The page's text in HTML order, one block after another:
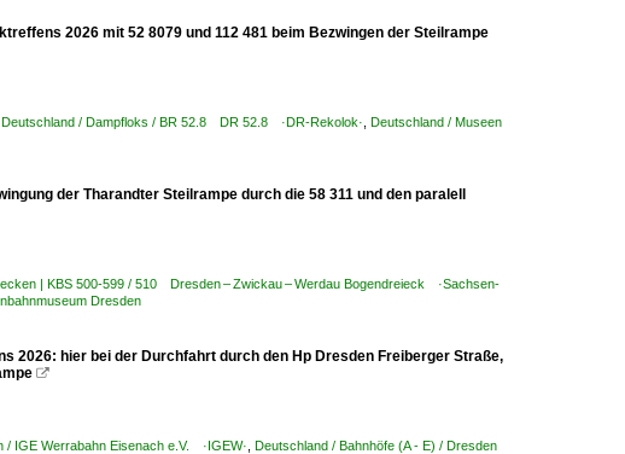
2026 mit 52 8079 und 112 481 beim Bezwingen der Steilrampe
Deutschland / Dampfloks / BR 52.8 DR 52.8 ·DR-Rekolok· Deutschland / Museen
der Tharandter Steilrampe durch die 58 311 und den paralell
| KBS 500-599 / 510 Dresden – Zwickau – Werdau Bogendreieck ·Sachsen-
Dresden
2026: hier bei der Durchfahrt durch den Hp Dresden Freiberger Straße,

/ IGE Werrabahn Eisenach e.V. ·IGEW· Deutschland / Bahnhöfe (A - E) / Dresden